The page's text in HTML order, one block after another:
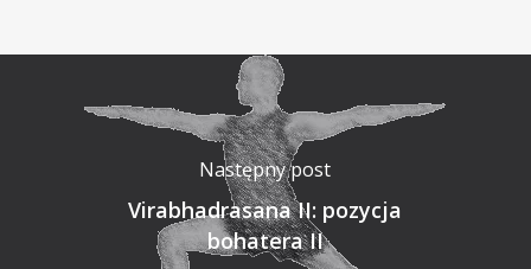
Następny post
Virabhadrasana II: pozycja
bohatera II